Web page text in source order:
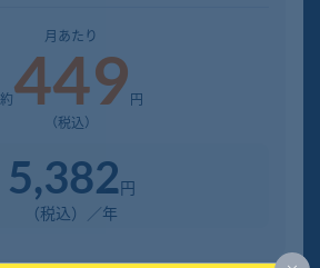
月あたり
約449円
（税込）
5,382円
（税込）／年